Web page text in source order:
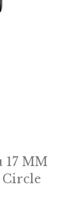
17 MM
Circle